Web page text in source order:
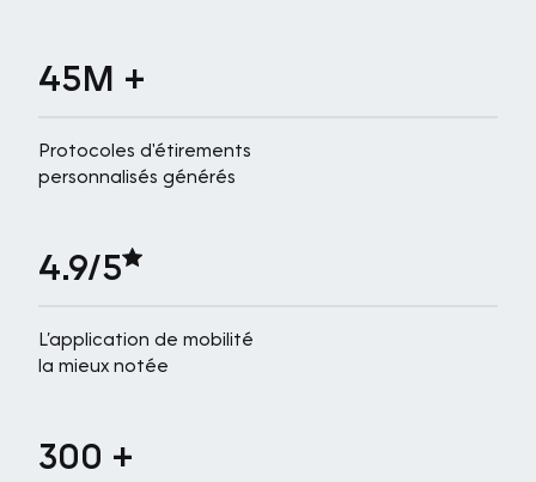
45M +
Protocoles d'étirements
personnalisés générés
4.9/5
L’application de mobilité
la mieux notée
300 +